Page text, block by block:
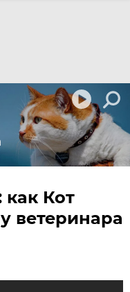
как Кот
ветеринара